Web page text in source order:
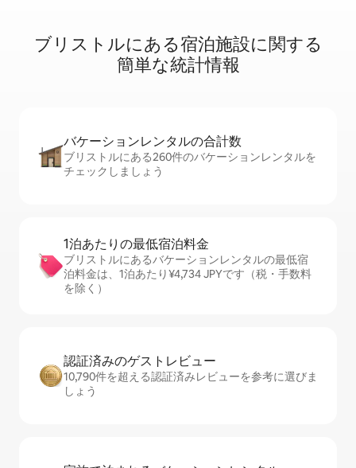
ブリストルに⁠あ⁠る宿⁠泊⁠施⁠設⁠に関⁠す⁠る
簡⁠単⁠な統⁠計⁠情⁠報
バケーションレ⁠ン⁠タ⁠ル⁠の合⁠計⁠数
ブリストルにある260件のバケーションレンタルを
チェックしましょう
1泊あたりの最⁠低⁠宿⁠泊⁠料⁠金
ブリストルにあるバケーションレンタルの最低宿
泊料金は、1泊あたり¥4,734 JPYです（税・手数料
を除く）
認証済みのゲ⁠ス⁠ト⁠レ⁠ビ⁠ュ⁠ー
10,790件を超える認証済みレビューを参考に選びま
しょう